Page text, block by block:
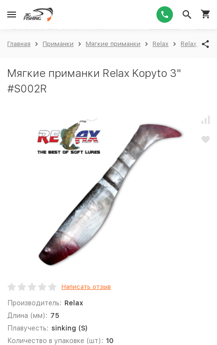
Главная Приманки Мягкие приманки Relax Relax
Мягкие приманки Relax Kopyto 3"
#S002R
Написать отзыв
Производитель: Relax
Длина (мм): 75
Плавучесть: sinking (S)
Количество в упаковке (шт): 10